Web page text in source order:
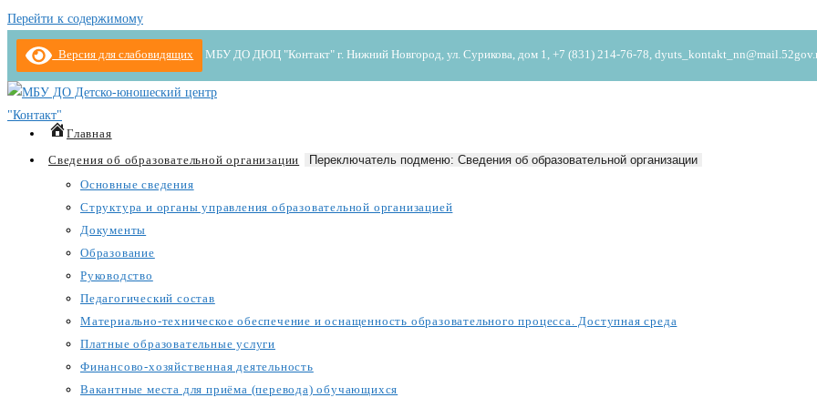
Перейти к содержимому
Версия для слабовидящих МБУ ДО ДЮЦ "Контакт" г. Нижний Новгород, ул. Сурикова, дом 1, +7 (831) 214-76-78,
Главная
Сведения об образовательной организации
Переключатель подменю: Сведения об образовательной организации
Основные сведения
Структура и органы управления образовательной организацией
Документы
Образование
Руководство
Педагогический состав
Материально-техническое обеспечение и оснащенность образовательного процесса. Доступная среда
Платные образовательные услуги
Финансово-хозяйственная деятельность
Вакантные места для приёма (перевода) обучающихся